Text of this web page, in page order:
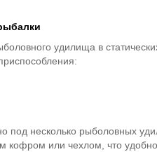
удилища в
под несколько рыболовных
кофром или чехлом, что